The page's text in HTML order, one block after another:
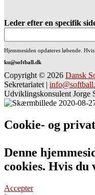
Leder efter en specifik
Hjemmesiden opdateres løbende.
ku@softball.dk
Copyright © 2026 Dansk
Sekretariatet |
Udviklingskonsulent Jorge
Cookie- og
Denne
cookies. Hvis
Accepter